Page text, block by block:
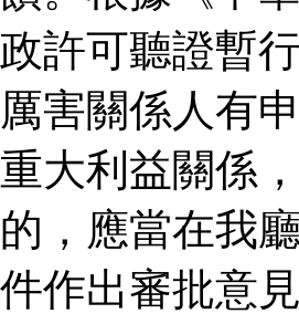
政許可聽證暫
厲害關係人有
重大利益關係
的，應當在我
件作出審批意